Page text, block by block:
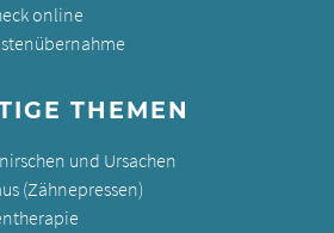
online
THEMEN
und Ursachen
(Zähnepressen)